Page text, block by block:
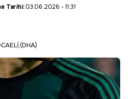
Tarihi:03.06.2026 - 11:31